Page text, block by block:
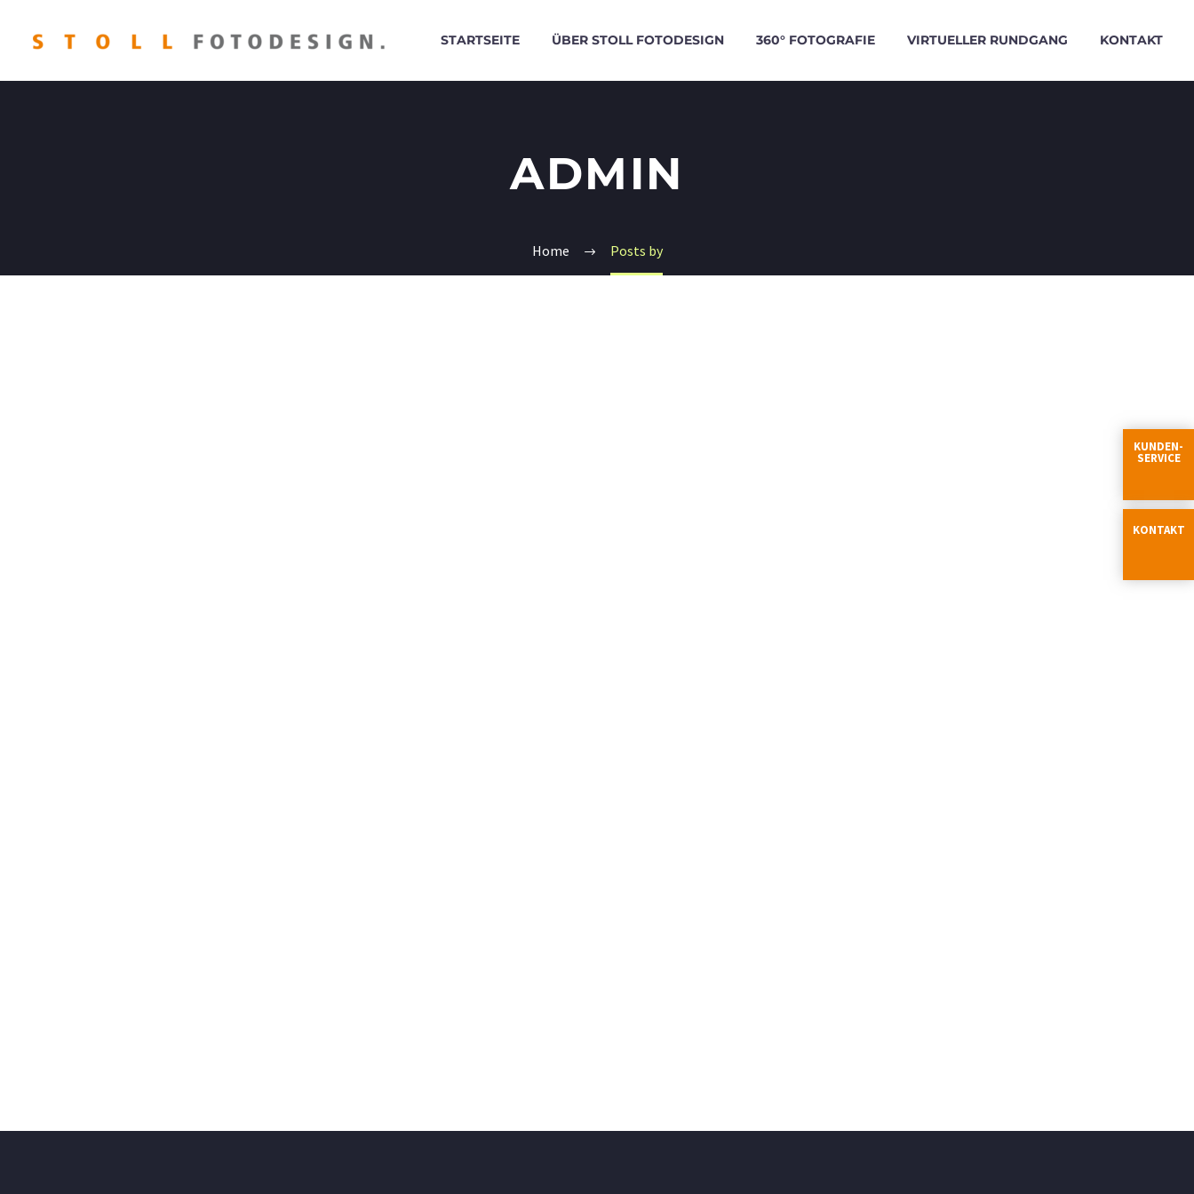
KUNDEN-
SERVICE
KONTAKT
STARTSEITE ÜBER STOLL FOTODESIGN 360° FOTOGRAFIE VIRTUELLER RUNDGANG KONTAKT
ADMIN
Home Posts by